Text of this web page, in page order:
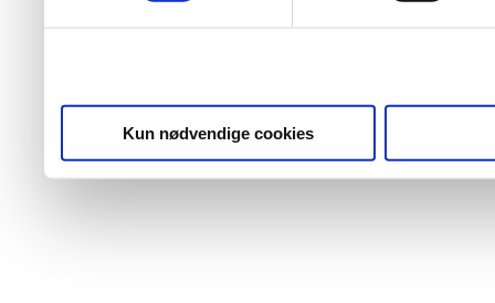
Kun nødvendige cookies